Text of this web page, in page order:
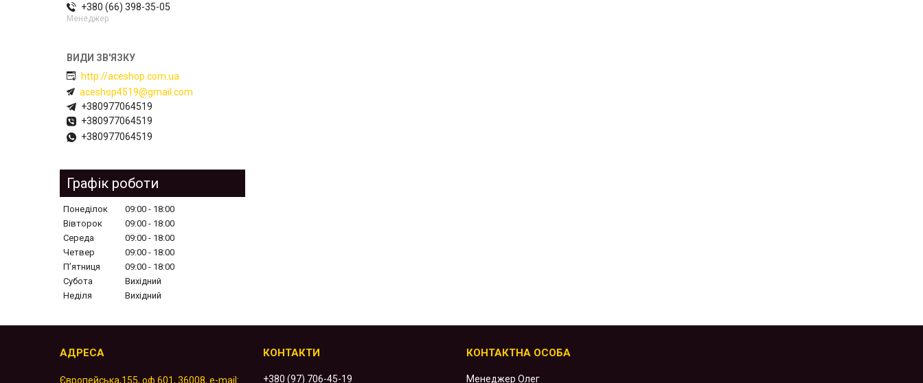
+380 (66) 398-35-05
Менеджер
http://aceshop.com.ua
aceshop4519@gmail.com
+380977064519
+380977064519
+380977064519
Графік роботи
Понеділок 09:00
18:00
Вівторок
09:00
18:00
Середа
09:00
18:00
Четвер
09:00
18:00
Пʼятниця
09:00
18:00
Субота
Вихідний
Неділя
Вихідний
Європейська,155, оф.601, 36008, e-mail: +380 (97) 706-45-19 Менеджер Олег